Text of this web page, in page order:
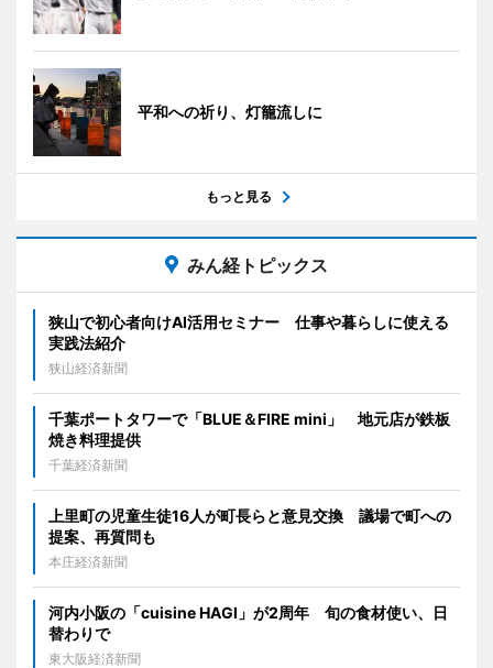
平和への祈り、灯籠流しに
もっと見る
みん経トピックス
狭山で初心者向けAI活用セミナー 仕事や暮らしに使える
実践法紹介
狭山経済新聞
千葉ポートタワーで「BLUE＆FIRE mini」 地元店が鉄板
焼き料理提供
千葉経済新聞
上里町の児童生徒16人が町長らと意見交換 議場で町への
提案、再質問も
本庄経済新聞
河内小阪の「cuisine HAGI」が2周年 旬の食材使い、日
替わりで
東大阪経済新聞